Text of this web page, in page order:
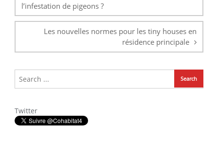
l’infestation de pigeons ?
Les nouvelles normes pour les tiny houses en
résidence principale
Twitter